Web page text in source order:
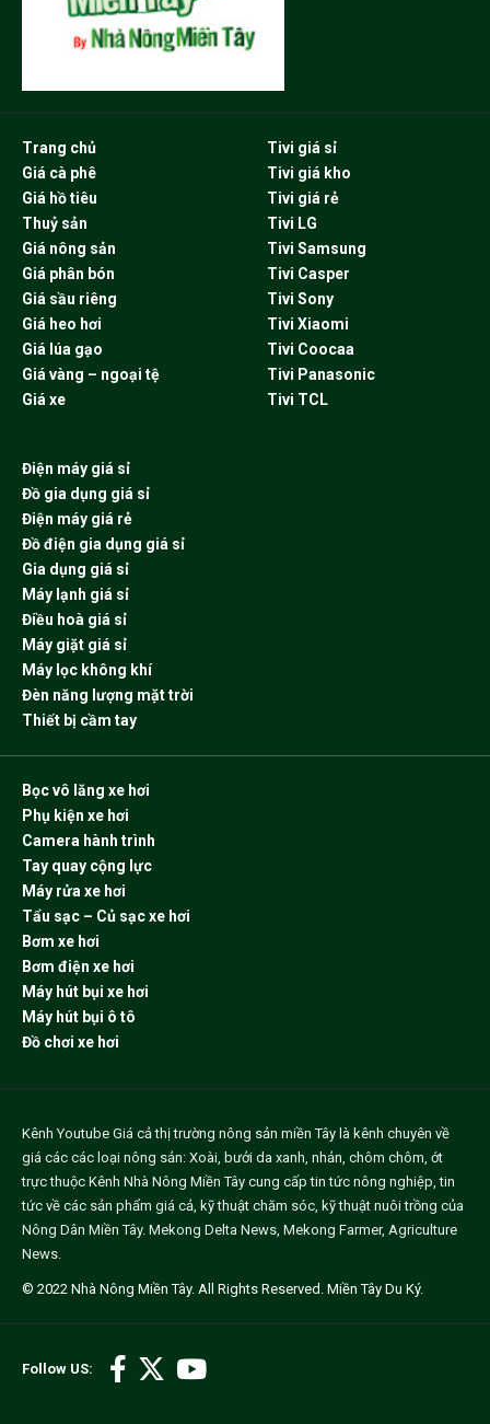
Trang chủ
Giá cà phê
Giá hồ tiêu
Thuỷ sản
Giá nông sản
Giá phân bón
Giá sầu riêng
Giá heo hơi
Giá lúa gạo
Giá vàng – ngoại tệ
Giá xe
Tivi giá sỉ
Tivi giá kho
Tivi giá rẻ
Tivi LG
Tivi Samsung
Tivi Casper
Tivi Sony
Tivi Xiaomi
Tivi Coocaa
Tivi Panasonic
Tivi TCL
Điện máy giá sỉ
Đồ gia dụng giá sỉ
Điện máy giá rẻ
Đồ điện gia dụng giá sỉ
Gia dụng giá sỉ
Máy lạnh giá sỉ
Điều hoà giá sỉ
Máy giặt giá sỉ
Máy lọc không khí
Đèn năng lượng mặt trời
Thiết bị cầm tay
Bọc vô lăng xe hơi
Phụ kiện xe hơi
Camera hành trình
Tay quay cộng lực
Máy rửa xe hơi
Tẩu sạc – Củ sạc xe hơi
Bơm xe hơi
Bơm điện xe hơi
Máy hút bụi xe hơi
Máy hút bụi ô tô
Đồ chơi xe hơi
Follow US:
Kênh Youtube Giá cả thị trường nông sản miền Tây là kênh chuyên về
giá các các loại nông sản: Xoài, bưởi da xanh, nhản, chôm chôm, ớt
trực thuộc Kênh Nhà Nông Miền Tây cung cấp tin tức nông nghiệp, tin
tức về các sản phẩm giá cả, kỹ thuật chăm sóc, kỹ thuật nuôi trồng của
Nông Dân Miền Tây. Mekong Delta News, Mekong Farmer, Agriculture
News.
© 2022 Nhà Nông Miền Tây. All Rights Reserved. Miền Tây Du Ký.